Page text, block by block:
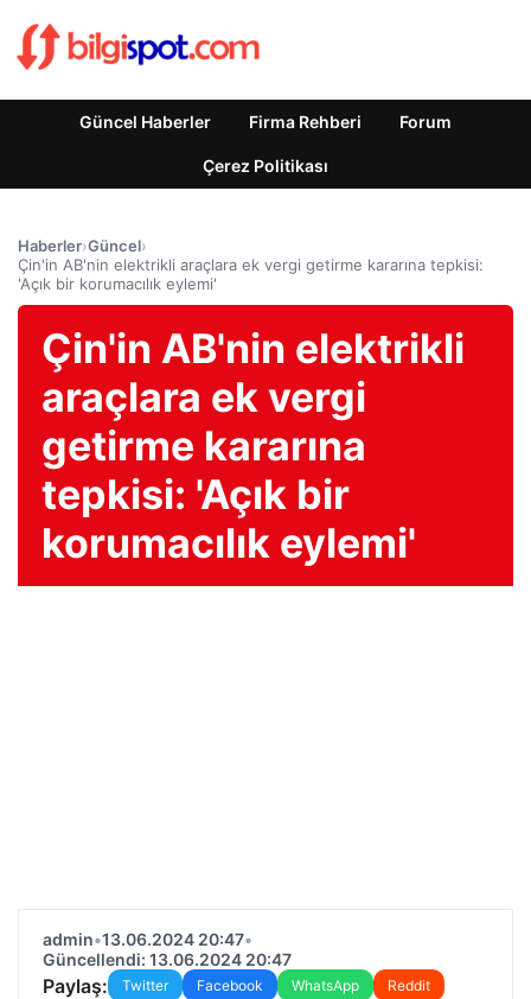
Güncel Haberler Firma Rehberi Forum
Çerez Politikası
Haberler›Güncel›
Çin'in AB'nin elektrikli araçlara ek vergi getirme kararına tepkisi:
'Açık bir korumacılık eylemi'
Çin'in AB'nin elektrikli
araçlara ek vergi
getirme kararına
tepkisi: 'Açık bir
korumacılık eylemi'
admin•13.06.2024 20:47•
Güncellendi: 13.06.2024 20:47
Paylaş: Twitter Facebook WhatsApp
Reddit